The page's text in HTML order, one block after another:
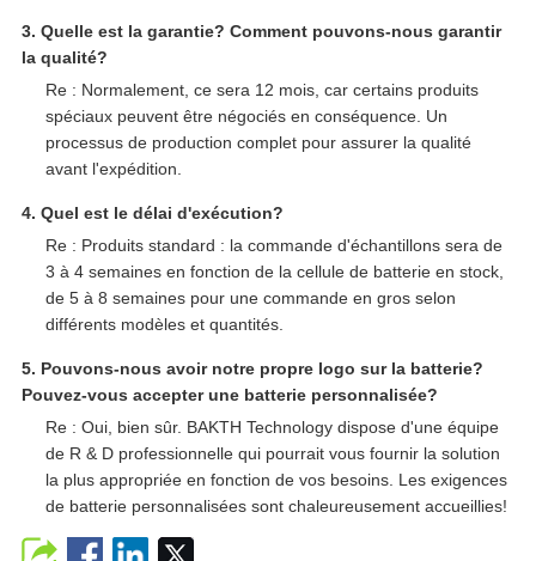
3. Quelle est la garantie? Comment pouvons-nous garantir
la qualité?
Re : Normalement, ce sera 12 mois, car certains produits
spéciaux peuvent être négociés en conséquence. Un
processus de production complet pour assurer la qualité
avant l'expédition.
4. Quel est le délai d'exécution?
Re : Produits standard : la commande d'échantillons sera de
3 à 4 semaines en fonction de la cellule de batterie en stock,
de 5 à 8 semaines pour une commande en gros selon
différents modèles et quantités.
5. Pouvons-nous avoir notre propre logo sur la batterie?
Pouvez-vous accepter une batterie personnalisée?
Re : Oui, bien sûr. BAKTH Technology dispose d'une équipe
de R & D professionnelle qui pourrait vous fournir la solution
la plus appropriée en fonction de vos besoins. Les exigences
de batterie personnalisées sont chaleureusement accueillies!